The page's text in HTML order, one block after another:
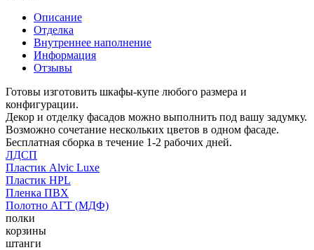
Описание
Отделка
Внутреннее наполнение
Информация
Отзывы
Готовы изготовить шкафы-купе любого размера и
конфигурации.
Декор и отделку фасадов можно выполнить под вашу задумку.
Возможно сочетание нескольких цветов в одном фасаде.
Бесплатная сборка в течение 1-2 рабочих дней.
ЛДСП
Пластик Alvic Luxe
Пластик HPL
Пленка ПВХ
Полотно АГТ (МДФ)
полки
корзины
штанги